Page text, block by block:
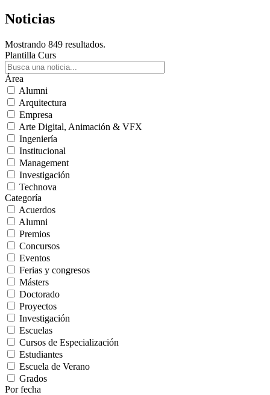
Noticias
Mostrando 849 resultados.
Plantilla Curs
Área
Alumni
Arquitectura
Empresa
Arte Digital, Animación & VFX
Ingeniería
Institucional
Management
Investigación
Technova
Categoría
Acuerdos
Alumni
Premios
Concursos
Eventos
Ferias y congresos
Másters
Doctorado
Proyectos
Investigación
Escuelas
Cursos de Especialización
Estudiantes
Escuela de Verano
Grados
Por fecha